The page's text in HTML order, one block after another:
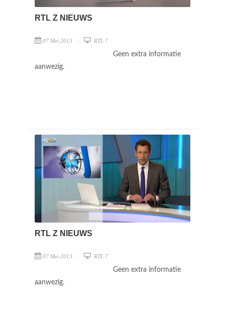
RTL Z NIEUWS
07 Mei 2013 RTL 7
Geen extra informatie
aanwezig.
RTL Z NIEUWS
07 Mei 2013 RTL 7
Geen extra informatie
aanwezig.